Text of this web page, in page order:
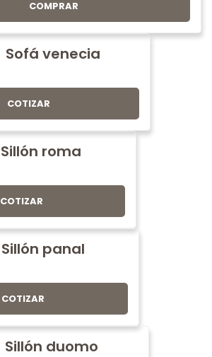
COMPRAR
Sofá venecia
COTIZAR
Sillón roma
COTIZAR
Sillón panal
COTIZAR
Sillón duomo